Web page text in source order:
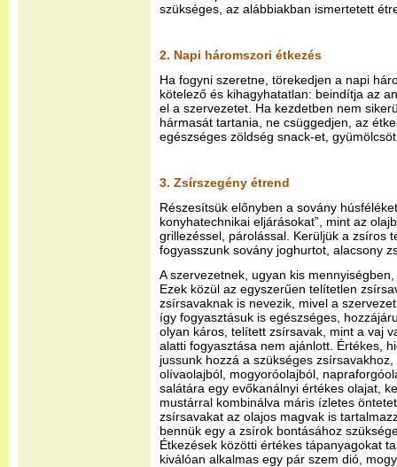
szükséges, az alábbiakban ismertetett
2. Napi háromszori étkezés
Ha fogyni szeretne, törekedjen a napi
kötelező és kihagyhatatlan: beindítja az
el a szervezetet. Ha kezdetben nem
hármasát tartania, ne csüggedjen, az
egészséges zöldség snack-et,
3. Zsírszegény étrend
Részesítsük előnyben a sovány
konyhatechnikai eljárásokat”, mint az
grillezéssel, párolással. Kerüljük a zsíros
fogyasszunk sovány joghurtot, alacsony
A szervezetnek, ugyan kis
Ezek közül az egyszerűen telítetlen
zsírsavaknak is nevezik, mivel a
így fogyasztásuk is egészséges,
olyan káros, telített zsírsavak, mint a vaj
alatti fogyasztása nem ajánlott. Értékes,
jussunk hozzá a szükséges
olívaolajból, mogyoróolajból,
salátára egy evőkanálnyi értékes olajat,
mustárral kombinálva máris ízletes
zsírsavakat az olajos magvak is
bennük egy a zsírok bontásához
Étkezések közötti értékes tápanyagokat
kiválóan alkalmas egy pár szem dió,